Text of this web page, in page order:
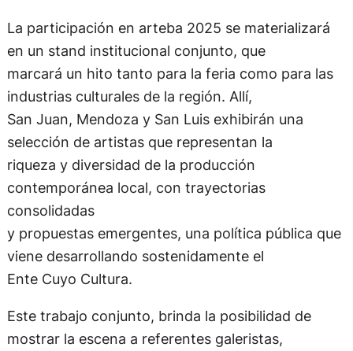
La participación en arteba 2025 se materializará
en un stand institucional conjunto, que
marcará un hito tanto para la feria como para las
industrias culturales de la región. Allí,
San Juan, Mendoza y San Luis exhibirán una
selección de artistas que representan la
riqueza y diversidad de la producción
contemporánea local, con trayectorias
consolidadas
y propuestas emergentes, una política pública que
viene desarrollando sostenidamente el
Ente Cuyo Cultura.
Este trabajo conjunto, brinda la posibilidad de
mostrar la escena a referentes galeristas,